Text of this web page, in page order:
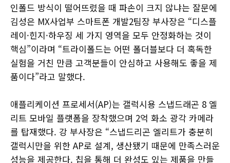
인폴드 방식이 떨어뜨렸을 때 파손이 크지 않냐는 잘문에
김성은 MX사업부 스마트폰 개발2팀장 부사장은 “디스플
레이·힌지·하우징 세 가지 영역을 모두 안정화하는 것이
핵심”이라며 “트라이폴드는 어떤 폴더블보다 더 혹독한
실험을 거친 만큼 고객분들이 안심하고 사용해도 좋을 제
품이다”라고 말했다.
애플리케이션 프로세서(AP)는 갤럭시용 스냅드래곤 8 엘
리트 모바일 플랫폼을 장착했으며 2억 화소 광각 카메라
를 탑재했다. 강 부사장은 “스냅드리곤 엘리트가 충분히
갤럭시만을 위한 AP로 설계, 생산됐기 때문에 만족스러운
성능을 제공한다. 칩을 통해 더 완성도 있는 제품을 만들